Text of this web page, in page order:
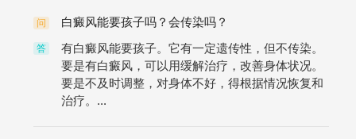
问 白癜风能要孩子吗？会传染吗？
答
有白癜风能要孩子。它有一定遗传性，但不传染。
要是有白癜风，可以用缓解治疗，改善身体状况。
要是不及时调整，对身体不好，得根据情况恢复和
治疗。...